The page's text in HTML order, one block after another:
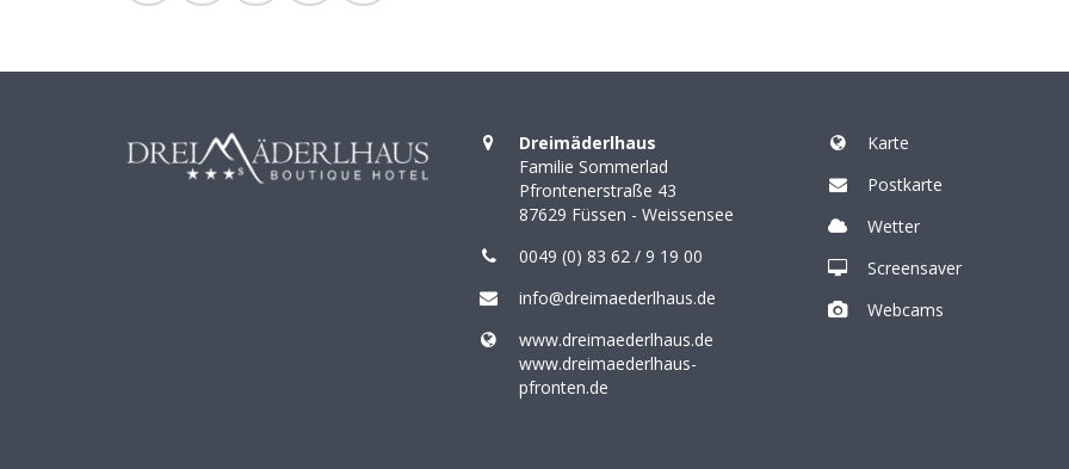
Dreimäderlhaus
Familie Sommerlad
Pfrontenerstraße 43
87629 Füssen - Weissensee
0049 (0) 83 62 / 9 19 00
info@dreimaederlhaus.de
www.dreimaederlhaus.de
www.dreimaederlhaus-
pfronten.de
Karte
Postkarte
Wetter
Screensaver
Webcams